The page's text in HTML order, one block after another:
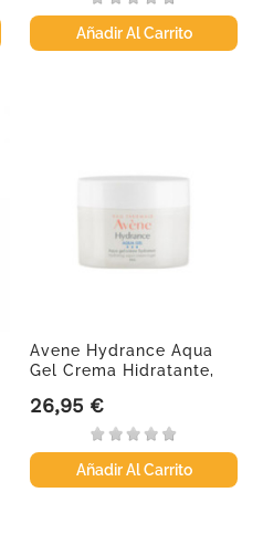
Añadir Al Carrito
Avene Hydrance Aqua
Gel Crema Hidratante,
Precio
26,95 €
Añadir Al Carrito